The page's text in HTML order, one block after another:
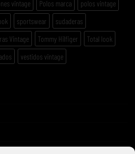
vintage Polos marca
polos vintage
sportswear
sudaderas
Vintage Tommy Hilfiger
Total look
vestidos vintage